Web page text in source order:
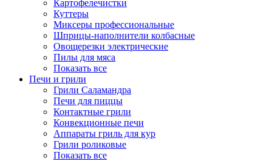
Картофелечистки
Куттеры
Миксеры профессиональные
Шприцы-наполнители колбасные
Овощерезки электрические
Пилы для мяса
Показать все
Печи и грили
Грили Саламандра
Печи для пиццы
Контактные грили
Конвекционные печи
Аппараты гриль для кур
Грили роликовые
Показать все